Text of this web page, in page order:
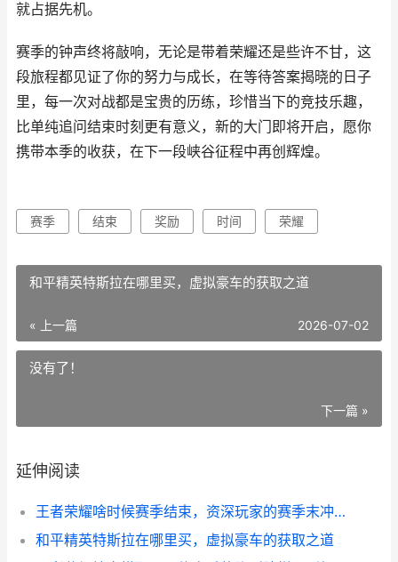
就占据先机。
赛季的钟声终将敲响，无论是带着荣耀还是些许不甘，这
段旅程都见证了你的努力与成长，在等待答案揭晓的日子
里，每一次对战都是宝贵的历练，珍惜当下的竞技乐趣，
比单纯追问结束时刻更有意义，新的大门即将开启，愿你
携带本季的收获，在下一段峡谷征程中再创辉煌。
赛季 结束 奖励 时间 荣耀
和平精英特斯拉在哪里买，虚拟豪车的获取之道
« 上一篇 2026-07-02
没有了！
下一篇 »
延伸阅读
王者荣耀啥时候赛季结束，资深玩家的赛季末冲刺指南
和平精英特斯拉在哪里买，虚拟豪车的获取之道